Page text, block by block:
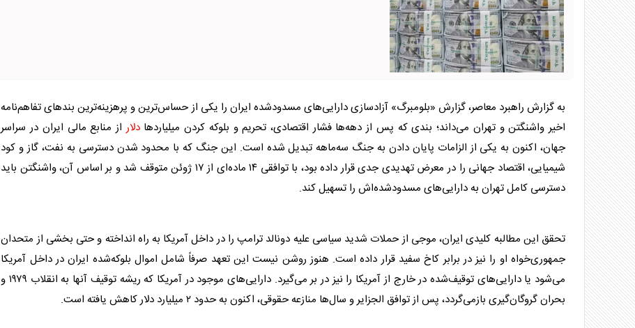
به گزارش راهبرد معاصر، گزارش «بلومبرگ» آزادسازی دارایی‌های مسدودشده ایران را یکی از حساس‌ترین و پرهزینه‌ترین بند‌های تفاهم‌نامه
اخیر واشنگتن و تهران می‌داند؛ بندی که پس از دهه‌ها فشار اقتصادی، تحریم و بلوکه کردن میلیارد‌هادلاراز منابع مالی ایران در سراسر
جهان، اکنون به یکی از الزامات پایان دادن به جنگ سه‌ماهه تبدیل شده است. این جنگ که با محدود شدن دسترسی به نفت، گاز و کود
شیمیایی، اقتصاد جهانی را در معرض تهدیدی جدی قرار داده بود، با توافقی ۱۴ ماده‌ای از ۱۷ ژوئن متوقف شد و بر اساس آن، واشنگتن باید
دسترسی کامل تهران به دارایی‌های مسدودشده‌اش را تسهیل کند.
تحقق این مطالبه کلیدی ایران، موجی از حملات شدید سیاسی علیه دونالد ترامپ را در داخل آمریکا به راه انداخته و حتی بخشی از متحدان
جمهوری‌خواه او را نیز در برابر کاخ سفید قرار داده است. هنوز روشن نیست این تعهد صرفاً شامل اموال بلوکه‌شده ایران در داخل آمریکا
می‌شود یا دارایی‌های توقیف‌شده در خارج از آمریکا را نیز در بر می‌گیرد. دارایی‌های موجود در آمریکا که ریشه توقیف آنها به انقلاب ۱۹۷۹ و
بحران گروگان‌گیری بازمی‌گردد، پس از توافق الجزایر و سال‌ها منازعه حقوقی، اکنون به حدود ۲ میلیارد
دلارکاهش یافته است.